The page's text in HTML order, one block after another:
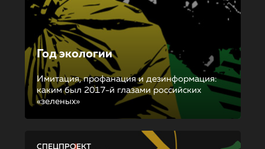
Год экологии
Имитация, профанация и дезинформация:
каким был 2017-й глазами российских
«зеленых»
СПЕЦПРОЕКТ